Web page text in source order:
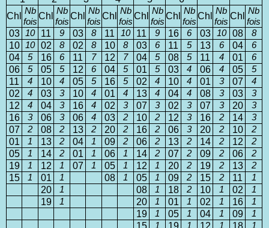
Chl Nb
fois
Chl Nb
fois
Chl Nb
fois
Chl Nb
fois
Chl Nb
fois
Chl Nb
fois
Chl Nb
fois
Chl Nb
fois
03 10 11 9 03 8 11 10 11 9 16 6 03 10 08 8
10 10 02 8 02 8 10 8 03 6 11 5 13 6 04 6
04 5 16 6 11 7 12 7 04 5 08 5 11 4 01 6
06 5 05 5 12 6 04 5 01 5 03 4 06 4 05 5
11 4 10 4 05 5 16 5 02 4 10 4 01 3 07 4
02 4 03 3 10 4 01 4 13 4 04 4 08 3 03 3
12 4 04 3 16 4 02 3 07 3 02 3 07 3 20 3
16 3 06 3 06 4 03 2 10 2 12 3 16 2 14 3
07 2 08 2 13 2 20 2 16 2 06 3 20 2 10 2
01 1 13 2 04 1 09 2 06 2 13 2 14 2 12 2
05 1 14 2 01 1 06 1 14 2 07 2 09 2 06 2
19 1 12 1 07 1 05 1 12 1 20 2 19 2 13 2
15 1 01 1 08 1 05 1 09 2 15 2 11 1
20 1 08 1 18 2 10 1 02 1
19 1 20 1 01 1 02 1 16 1
19 1 05 1 04 1 09 1
15 1 19 1 12 1 18 1